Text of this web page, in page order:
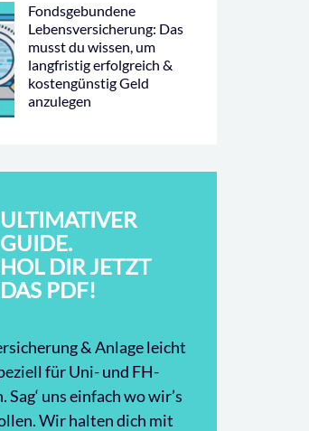
Fondsgebundene
Lebensversicherung: Das
musst du wissen, um
langfristig erfolgreich &
kostengünstig Geld
anzulegen
ULTIMATIVER
GUIDE.
HOL DIR JETZT
DAS PDF!
& Anlage leicht
für Uni- und FH-
uns einfach wo wir’s
Wir halten dich mit